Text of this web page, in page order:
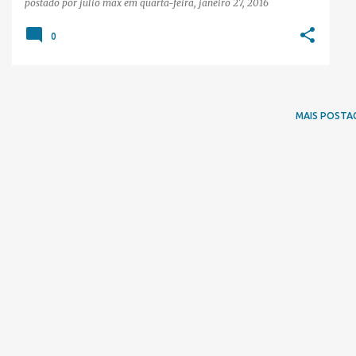
postado por júlio max em quarta-feira, janeiro 27, 2016
0
MAIS